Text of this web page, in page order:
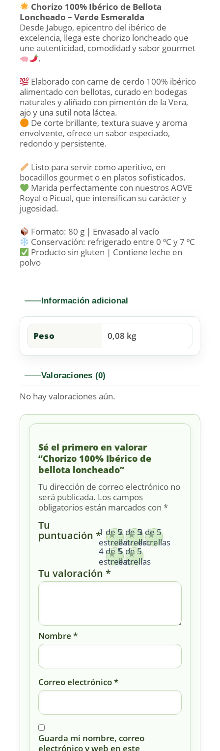
Chorizo 100% Ibérico de Bellota
Loncheado – Verde Esmeralda
Desde Jabugo, epicentro del ibérico de
excelencia, llega este chorizo loncheado que
une autenticidad, comodidad y sabor gourmet
.
Elaborado con carne de cerdo 100% ibérico
alimentado con bellotas, curado en bodegas
naturales y aliñado con pimentón de la Vera,
ajo y una sutil nota láctea.
De corte brillante, textura suave y aroma
envolvente, ofrece un sabor especiado,
redondo y persistente.
Listo para servir como aperitivo, en
bocadillos gourmet o en platos sofisticados.
Marida perfectamente con nuestros AOVE
Royal o Picual, que intensifican su carácter y
jugosidad.
Formato: 80 g | Envasado al vacío
Conservación: refrigerado entre 0 ºC y 7 ºC
Producto sin gluten | Contiene leche en
polvo
Información adicional
Peso 0,08 kg
Valoraciones (0)
No hay valoraciones aún.
Sé el primero en valorar
“Chorizo 100% Ibérico de
bellota loncheado”
Tu dirección de correo electrónico no
será publicada. Los campos
obligatorios están marcados con *
Tu
puntuación *1 de 5
estrellas
2 de 5
estrellas
3 de 5
estrellas
4 de 5
estrellas
5 de 5
estrellas
Tu valoración *
Nombre *
Correo electrónico*
Guarda mi nombre, correo
electrónico y web en este